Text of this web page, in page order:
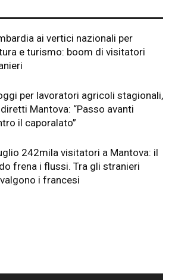
ai vertici nazionali per
e turismo: boom di visitatori
per lavoratori agricoli stagionali,
Mantova: “Passo avanti
il caporalato”
242mila visitatori a Mantova: il
frena i flussi. Tra gli stranieri
i francesi